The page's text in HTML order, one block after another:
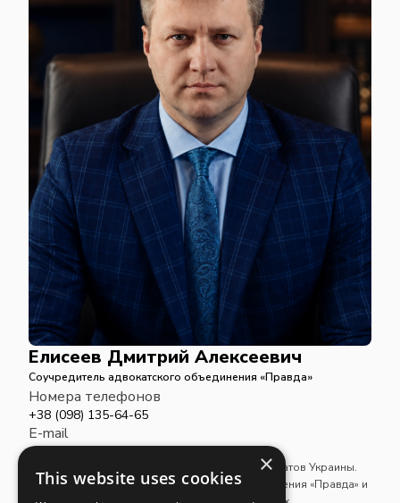
Елисеев Дмитрий Алексеевич
Соучредитель адвокатского объединения «Правда»
Номера телефонов
+38 (098) 135-64-65
E-mail
advcomppravda@gmail.com
Адвокат. Член Национальной ассоциации адвокатов Украины.
Является соучредителем адвокатского объединения «Правда» и
×
This website uses cookies